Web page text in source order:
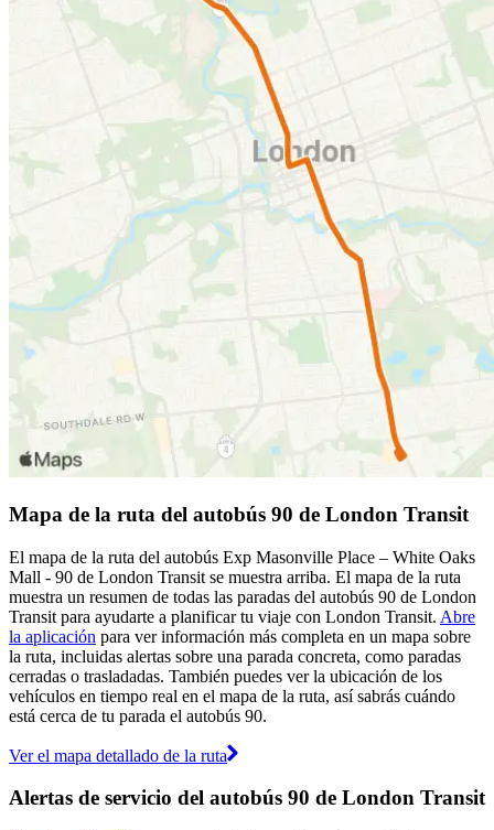
Mapa de la ruta del autobús 90 de London Transit
El mapa de la ruta del autobús Exp Masonville Place – White Oaks
Mall - 90 de London Transit se muestra arriba. El mapa de la ruta
muestra un resumen de todas las paradas del autobús 90 de London
Transit para ayudarte a planificar tu viaje con London Transit. Abre
la aplicación para ver información más completa en un mapa sobre
la ruta, incluidas alertas sobre una parada concreta, como paradas
cerradas o trasladadas. También puedes ver la ubicación de los
vehículos en tiempo real en el mapa de la ruta, así sabrás cuándo
está cerca de tu parada el autobús 90.
Ver el mapa detallado de la ruta
Alertas de servicio del autobús 90 de London Transit